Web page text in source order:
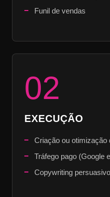
Funil de vendas
02
EXECUÇÃO
Criação ou otimização
Tráfego pago (Google
Copywriting persuasivo